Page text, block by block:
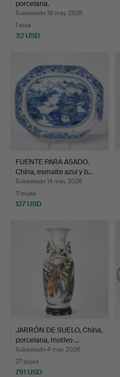
porcelana.
Subastado 18 may 2026
1 puja
32 USD
FUENTE PARA ASADO.
China, esmalte azul y b…
Subastado 14 may 2026
11 pujas
127 USD
JARRÓN DE SUELO, China,
porcelana, motivo …
Subastado 4 may 2026
27 pujas
791 USD